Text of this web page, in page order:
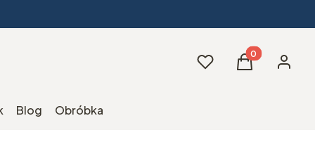
UlubioneProdukty w
Koszyk
Blog Obróbka